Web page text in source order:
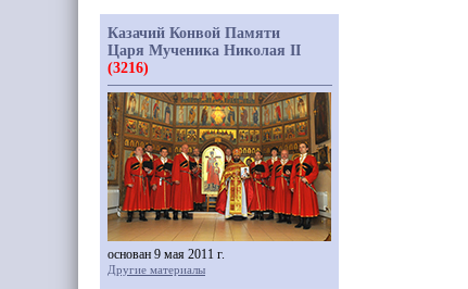
Казачий Конвой Памяти
Царя Мученика Николая II
(3216)
основан 9 мая 2011 г.
Другие материалы